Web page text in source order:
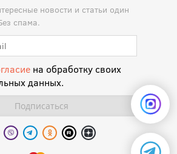
новости и статьи один
спама.
на обработку своих
данных.